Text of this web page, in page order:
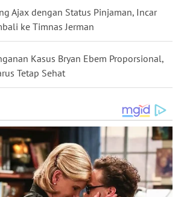
Ajax dengan Status Pinjaman, Incar
ke Timnas Jerman
Kasus Bryan Ebem Proporsional,
Tetap Sehat